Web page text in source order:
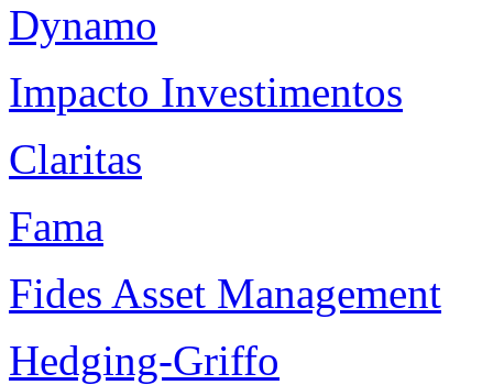
Dynamo
Impacto Investimentos
Claritas
Fama
Fides Asset Management
Hedging-Griffo